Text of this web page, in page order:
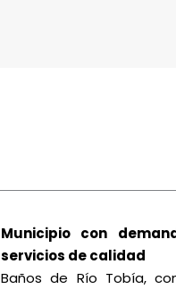
Municipio con
servicios de calidad
Baños de Río Tobía,